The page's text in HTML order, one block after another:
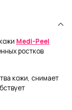
Medi-Peel
ростков
кожи, снимает